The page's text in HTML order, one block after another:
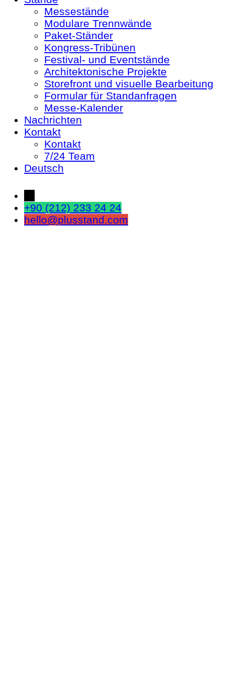
Messestände
Modulare Trennwände
Paket-Ständer
Kongress-Tribünen
Festival- und Eventstände
Architektonische Projekte
Storefront und visuelle Bearbeitung
Formular für Standanfragen
Messe-Kalender
Nachrichten
Kontakt
Kontakt
7/24 Team
Deutsch
+90 (212) 233 24 24
hello@plusstand.com